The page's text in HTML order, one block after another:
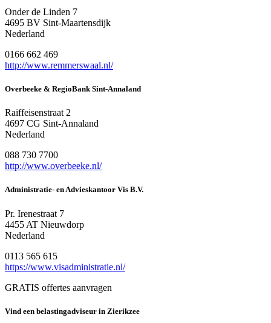
Onder de Linden 7
4695 BV Sint-Maartensdijk
Nederland
0166 662 469
http://www.remmerswaal.nl/
Overbeeke & RegioBank Sint-Annaland
Raiffeisenstraat 2
4697 CG Sint-Annaland
Nederland
088 730 7700
http://www.overbeeke.nl/
Administratie- en Advieskantoor Vis B.V.
Pr. Irenestraat 7
4455 AT Nieuwdorp
Nederland
0113 565 615
https://www.visadministratie.nl/
GRATIS offertes aanvragen
Vind een belastingadviseur in Zierikzee